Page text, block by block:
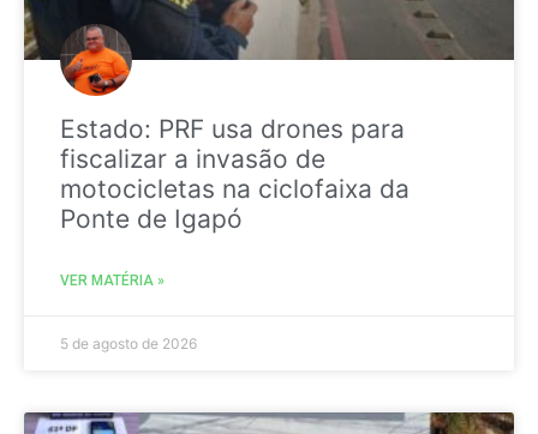
Estado: PRF usa drones para
fiscalizar a invasão de
motocicletas na ciclofaixa da
Ponte de Igapó
VER MATÉRIA »
5 de agosto de 2026